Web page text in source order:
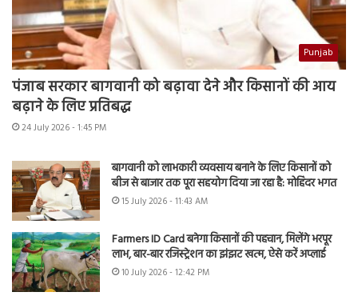
Punjab
पंजाब सरकार बागवानी को बढ़ावा देने और किसानों की आय
बढ़ाने के लिए प्रतिबद्ध
24 July 2026 - 1:45 PM
बागवानी को लाभकारी व्यवसाय बनाने के लिए किसानों को
बीज से बाजार तक पूरा सहयोग दिया जा रहा है: मोहिंदर भगत
15 July 2026 - 11:43 AM
Farmers ID Card बनेगा किसानों की पहचान, मिलेंगे भरपूर
लाभ, बार-बार रजिस्ट्रेशन का झंझट खत्म, ऐसे करें अप्लाई
10 July 2026 - 12:42 PM